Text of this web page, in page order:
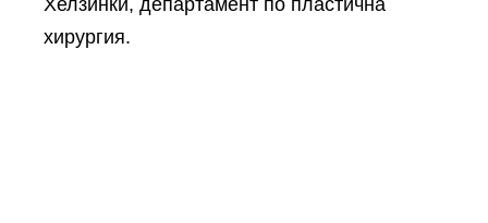
Хелзинки, департамент по пластична
хирургия.